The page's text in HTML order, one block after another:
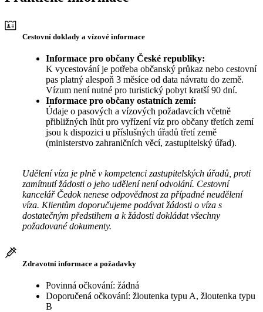
Cestovní doklady a vízové informace
Informace pro občany České republiky:
K vycestování je potřeba občanský průkaz nebo cestovní
pas platný alespoň 3 měsíce od data návratu do země.
Vízum není nutné pro turistický pobyt kratší 90 dní.
Informace pro občany ostatních zemí:
Údaje o pasových a vízových požadavcích včetně
přibližných lhůt pro vyřízení víz pro občany třetích zemí
jsou k dispozici u příslušných úřadů třetí země
(ministerstvo zahraničních věcí, zastupitelský úřad).
Udělení víza je plně v kompetenci zastupitelských úřadů, proti
zamítnutí žádosti o jeho udělení není odvolání. Cestovní
kancelář Čedok nenese odpovědnost za případné neudělení
víza. Klientům doporučujeme podávat žádosti o víza s
dostatečným předstihem a k žádosti dokládat všechny
požadované dokumenty.
Zdravotní informace a požadavky
Povinná očkování: žádná
Doporučená očkování: žloutenka typu A, žloutenka typu
B